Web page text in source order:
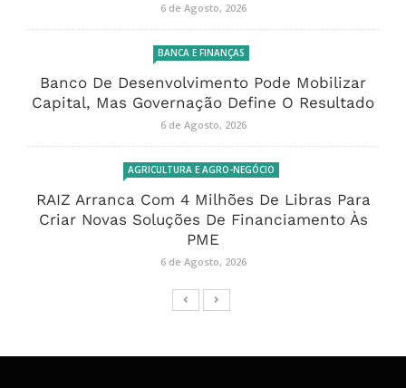
6 de Agosto, 2026
BANCA E FINANÇAS
Banco De Desenvolvimento Pode Mobilizar
Capital, Mas Governação Define O Resultado
6 de Agosto, 2026
AGRICULTURA E AGRO-NEGÓCIO
RAIZ Arranca Com 4 Milhões De Libras Para
Criar Novas Soluções De Financiamento Às
PME
6 de Agosto, 2026